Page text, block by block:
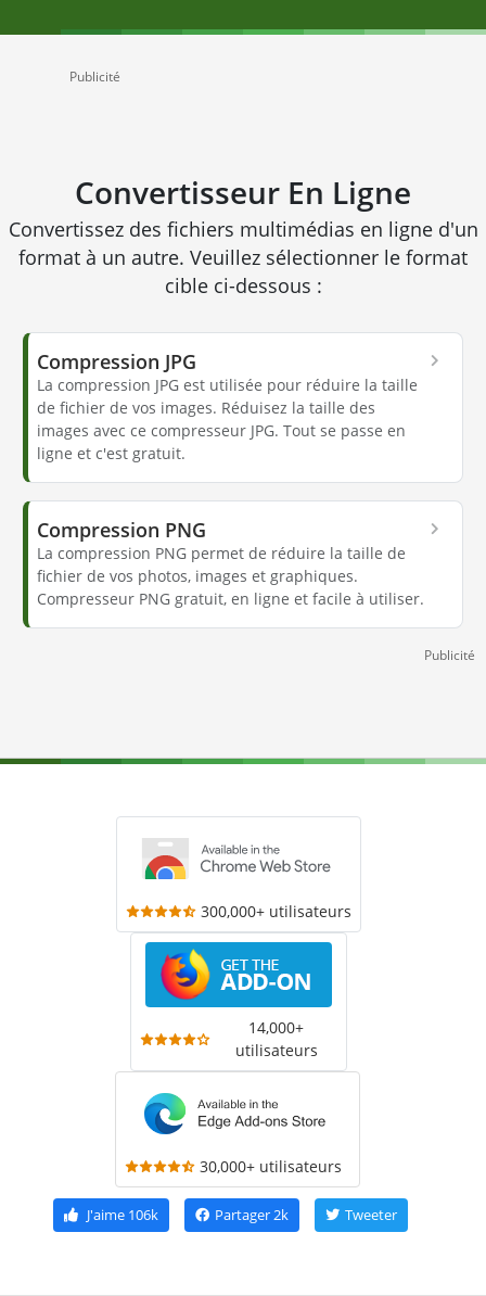
Publicité
Convertisseur En Ligne
Convertissez des fichiers multimédias en ligne d'un
format à un autre. Veuillez sélectionner le format
cible ci-dessous :
Compression JPG
La compression JPG est utilisée pour réduire la taille
de fichier de vos images. Réduisez la taille des
images avec ce compresseur JPG. Tout se passe en
ligne et c'est gratuit.
Compression PNG
La compression PNG permet de réduire la taille de
fichier de vos photos, images et graphiques.
Compresseur PNG gratuit, en ligne et facile à utiliser.
Publicité
300,000+ utilisateurs
14,000+
utilisateurs
30,000+ utilisateurs
J'aime106k Partager2k Tweeter